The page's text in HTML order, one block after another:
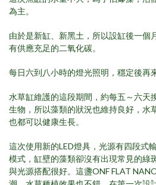
為主。
由於是新缸、新黑土，所以設缸後一個
有供應充足的二氧化碳。
每日六到八小時的燈光照明，穩定後再
水草缸維護的這段期間，約每五～六天
生物，所以藻類的狀況也維持良好，水
也都可以健康生長。
這次使用新的LED燈具，光源有四段式
模式，缸壁的藻類卻沒有出現常見的綠
與光源搭配很好。這盞ONF FLAT